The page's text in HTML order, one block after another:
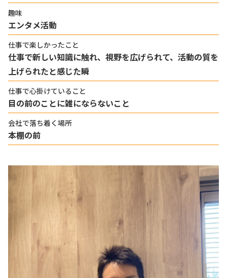
趣味
エンタメ活動
仕事で楽しかったこと
仕事で新しい知識に触れ、視野を広げられて、活動の質を
上げられたと感じた瞬
仕事で心掛けていること
目の前のことに雑にならないこと
会社で落ち着く場所
本棚の前